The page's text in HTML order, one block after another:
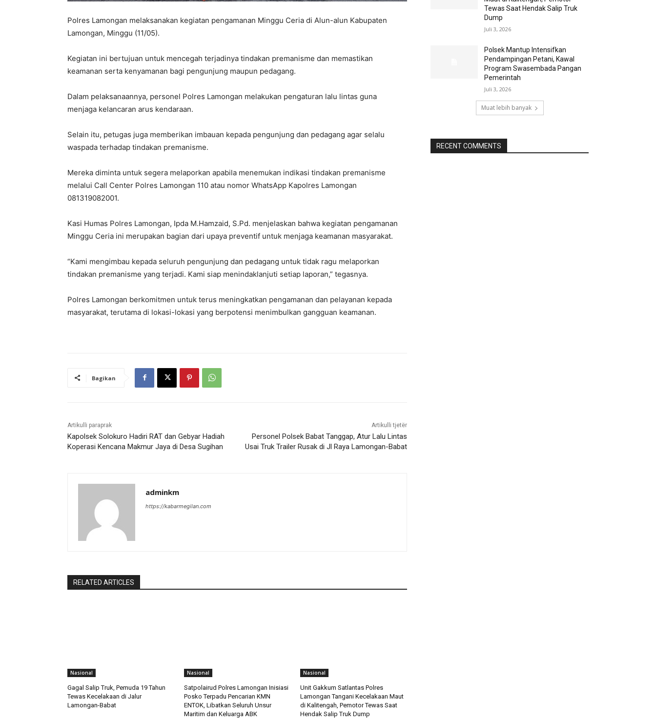
Polres Lamongan melaksanakan kegiatan pengamanan Minggu Ceria di Alun-alun Kabupaten
Lamongan, Minggu (11/05).
Kegiatan ini bertujuan untuk mencegah terjadinya tindakan premanisme dan memastikan
keamanan serta kenyamanan bagi pengunjung maupun pedagang.
Dalam pelaksanaannya, personel Polres Lamongan melakukan pengaturan lalu lintas guna
menjaga kelancaran arus kendaraan.
Selain itu, petugas juga memberikan imbauan kepada pengunjung dan pedagang agar selalu
waspada terhadap tindakan premanisme.
Mereka diminta untuk segera melaporkan apabila menemukan indikasi tindakan premanisme
melalui Call Center Polres Lamongan 110 atau nomor WhatsApp Kapolres Lamongan
081319082001.
Kasi Humas Polres Lamongan, Ipda M.Hamzaid, S.Pd. menjelaskan bahwa kegiatan pengamanan
Minggu Ceria ini merupakan bagian dari upaya preventif untuk menjaga keamanan masyarakat.
“Kami mengimbau kepada seluruh pengunjung dan pedagang untuk tidak ragu melaporkan
tindakan premanisme yang terjadi. Kami siap menindaklanjuti setiap laporan,” tegasnya.
Polres Lamongan berkomitmen untuk terus meningkatkan pengamanan dan pelayanan kepada
masyarakat, terutama di lokasi-lokasi yang berpotensi menimbulkan gangguan keamanan.
Bagikan
Artikulli paraprak
Kapolsek Solokuro Hadiri RAT dan Gebyar Hadiah
Koperasi Kencana Makmur Jaya di Desa Sugihan
Artikulli tjetër
Personel Polsek Babat Tanggap, Atur Lalu Lintas
Usai Truk Trailer Rusak di Jl Raya Lamongan-Babat
adminkm
https://kabarmegilan.com
RELATED ARTICLES
Nasional
Gagal Salip Truk, Pemuda 19 Tahun
Tewas Kecelakaan di Jalur
Lamongan-Babat
Nasional
Satpolairud Polres Lamongan Inisiasi
Posko Terpadu Pencarian KMN
ENTOK, Libatkan Seluruh Unsur
Maritim dan Keluarga ABK
Nasional
Unit Gakkum Satlantas Polres
Lamongan Tangani Kecelakaan Maut
di Kalitengah, Pemotor Tewas Saat
Hendak Salip Truk Dump
Tewas Saat Hendak Salip Truk
Dump
Juli 3, 2026
Polsek Mantup Intensifkan
Pendampingan Petani, Kawal
Program Swasembada Pangan
Pemerintah
Juli 3, 2026
Muat lebih banyak
RECENT COMMENTS